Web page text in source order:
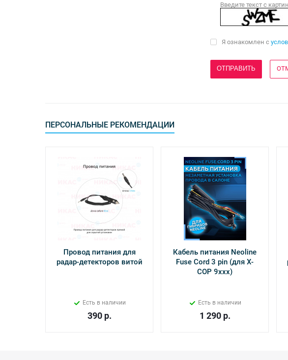
Введите текст с
Я ознакомлен с
ПЕРСОНАЛЬНЫЕ РЕКОМЕНДАЦИИ
Провод питания для
радар-детекторов витой
Есть в наличии
390р.
Кабель питания Neoline
Fuse Cord 3 pin (для Х-
СОР 9ххх)
Есть в наличии
1 290р.